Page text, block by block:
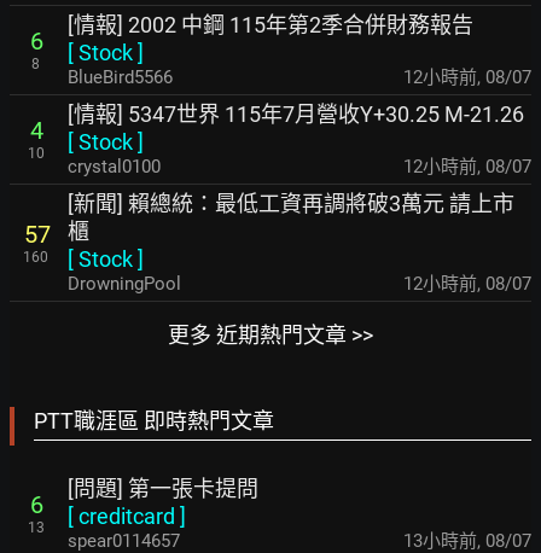
6
8
[情報] 2002 中鋼 115年第2季合併財務報告
[Stock]
BlueBird5566 12小時前, 08/07
4
10
[情報] 5347世界 115年7月營收Y+30.25 M-21.26
[Stock]
crystal0100 12小時前, 08/07
57
160
[新聞] 賴總統：最低工資再調將破3萬元 請上市
櫃
[Stock]
DrowningPool 12小時前, 08/07
更多 近期熱門文章 >>
PTT職涯區 即時熱門文章
6
13
[問題] 第一張卡提問
[creditcard ]
spear0114657 13小時前, 08/07